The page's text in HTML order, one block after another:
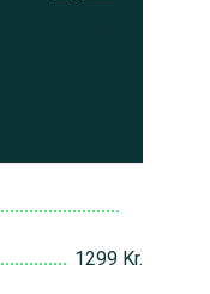
1299 Kr.